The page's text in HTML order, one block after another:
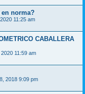
en norma?
11:25 am
CABALLERA
11:59 am
2018 9:09 pm